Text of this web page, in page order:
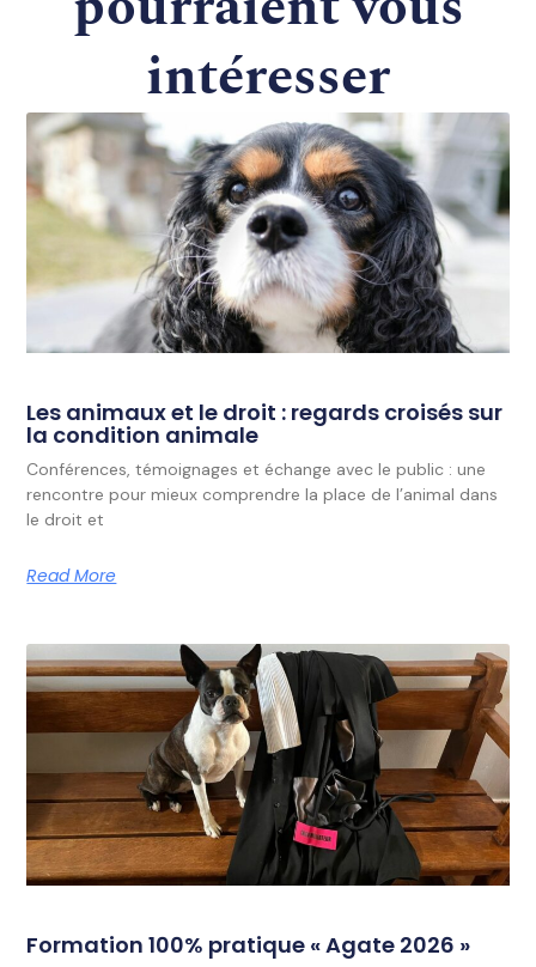
intéresser
Les animaux et le droit : regards croisés sur
la condition animale
Conférences, témoignages et échange avec le public : une
rencontre pour mieux comprendre la place de l’animal dans
le droit et
Read More
Formation 100% pratique « Agate 2026 »